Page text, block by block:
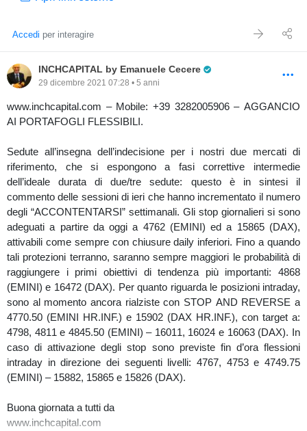
Accedi per interagire
INCHCAPITAL by Emanuele Cecere
29 dicembre 2021 07:28 • 5 anni
www.inchcapital.com – Mobile: +39 3282005906 – AGGANCIO
AI PORTAFOGLI FLESSIBILI.
Sedute all’insegna dell’indecisione per i nostri due mercati di
riferimento, che si espongono a fasi correttive intermedie
dell’ideale durata di due/tre sedute: questo è in sintesi il
commento delle sessioni di ieri che hanno incrementato il numero
degli “ACCONTENTARSI” settimanali. Gli stop giornalieri si sono
adeguati a partire da oggi a 4762 (EMINI) ed a 15865 (DAX),
attivabili come sempre con chiusure daily inferiori. Fino a quando
tali protezioni terranno, saranno sempre maggiori le probabilità di
raggiungere i primi obiettivi di tendenza più importanti: 4868
(EMINI) e 16472 (DAX). Per quanto riguarda le posizioni intraday,
sono al momento ancora rialziste con STOP AND REVERSE a
4770.50 (EMINI HR.INF.) e 15902 (DAX HR.INF.), con target a:
4798, 4811 e 4845.50 (EMINI) – 16011, 16024 e 16063 (DAX). In
caso di attivazione degli stop sono previste fin d’ora flessioni
intraday in direzione dei seguenti livelli: 4767, 4753 e 4749.75
(EMINI) – 15882, 15865 e 15826 (DAX).
Buona giornata a tutti da
www.inchcapital.com